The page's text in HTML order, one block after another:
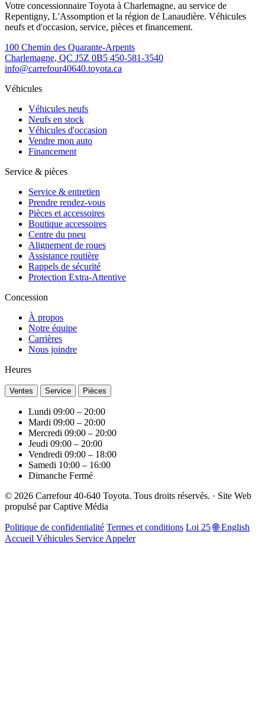
Votre concessionnaire Toyota à Charlemagne, au service de
Repentigny, L'Assomption et la région de Lanaudière. Véhicules
neufs et d'occasion, service, pièces et financement.
100 Chemin des Quarante-Arpents
Charlemagne, QC J5Z 0B5 450-581-3540
info@carrefour40640.toyota.ca
Véhicules
Véhicules neufs
Neufs en stock
Véhicules d'occasion
Vendre mon auto
Financement
Service & pièces
Service & entretien
Prendre rendez-vous
Pièces et accessoires
Boutique accessoires
Centre du pneu
Alignement de roues
Assistance routière
Rappels de sécurité
Protection Extra-Attentive
Concession
À propos
Notre équipe
Carrières
Nous joindre
Heures
Ventes Service Pièces
Lundi 09:00 – 20:00
Mardi 09:00 – 20:00
Mercredi 09:00 – 20:00
Jeudi 09:00 – 20:00
Vendredi 09:00 – 18:00
Samedi 10:00 – 16:00
Dimanche Fermé
© 2026 Carrefour 40-640 Toyota. Tous droits réservés. · Site Web
propulsé parCaptive Média
Politique de confidentialité Termes et conditions Loi 25 🌐 English
Accueil Véhicules Service Appeler